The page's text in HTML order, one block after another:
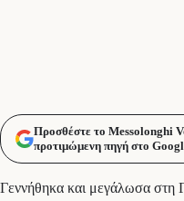
Προσθέστε το Messolonghi
προτιμώμενη πηγή στο
Γεννήθηκα και μεγάλωσα στη